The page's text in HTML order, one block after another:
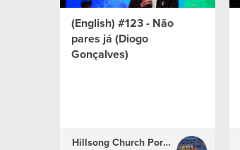
(English) #123 - Não
pares já (Diogo
Gonçalves)
Hillsong Church Portugal